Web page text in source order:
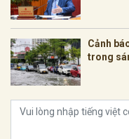
Cảnh
trong